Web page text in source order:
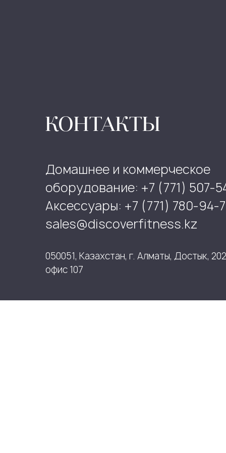
КОНТАКТЫ
Домашнее и коммерческое
оборудование: +7 (771) 507-
Аксессуары: +7 (771) 780-94-
sales@discoverfitness.kz
050051, Казахстан, г. Алматы, Достык,
офис 107